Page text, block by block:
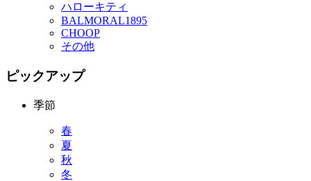
ハローキティ
BALMORAL1895
CHOOP
その他
ピックアップ
季節
春
夏
秋
冬